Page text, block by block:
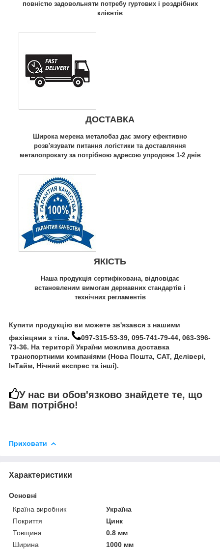
повністю задовольняти потребу гуртових і роздрібних
клієнтів
ДОСТАВКА
Широка мережа металобаз дає змогу ефективно
розв'язувати питання логістики та доставляння
металопрокату за потрібною адресою упродовж 1-2 днів
ЯКІСТЬ
Наша продукція сертифікована, відповідає
встановленим вимогам державних стандартів і
технічних регламентів
Купити продукцію ви можете зв'язався з нашими
фахівцями з тіла.
097-315-53-39, 095-741-79-44, 063-396-
73-36. На території України можлива доставка
транспортними компаніями (Нова Пошта, САТ, Делівері,
ІнТайм, Нічний експрес та інші).
У нас ви обов'язково знайдете те, що
Вам потрібно!
Приховати
Характеристики
Основні
Країна виробник
Україна
Покриття
Цинк
Товщина
0.8 мм
Ширина
1000 мм